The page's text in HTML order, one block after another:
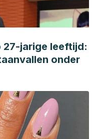
27-jarige leeftijd:
onder